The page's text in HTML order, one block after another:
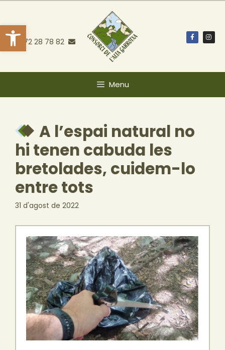
Obre la barra d'eines
972 28 78 82
Menu
A l’espai natural no
hi tenen cabuda les
bretolades, cuidem-lo
entre tots
31 d'agost de 2022